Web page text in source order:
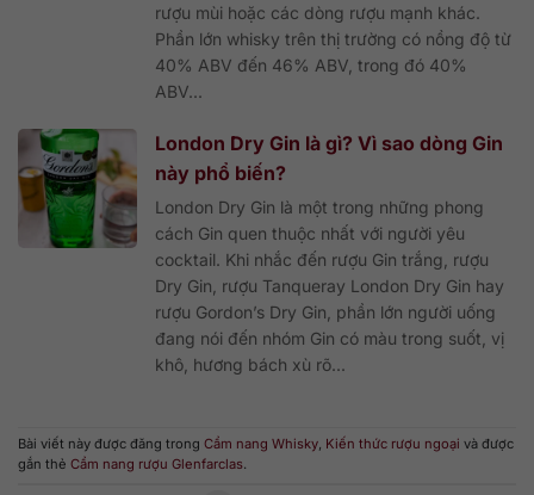
rượu mùi hoặc các dòng rượu mạnh khác.
Phần lớn whisky trên thị trường có nồng độ từ
40% ABV đến 46% ABV, trong đó 40%
ABV...
London Dry Gin là gì? Vì sao dòng Gin
này phổ biến?
London Dry Gin là một trong những phong
cách Gin quen thuộc nhất với người yêu
cocktail. Khi nhắc đến rượu Gin trắng, rượu
Dry Gin, rượu Tanqueray London Dry Gin hay
rượu Gordon’s Dry Gin, phần lớn người uống
đang nói đến nhóm Gin có màu trong suốt, vị
khô, hương bách xù rõ...
Bài viết này được đăng trong Cẩm nang Whisky, Kiến thức rượu ngoại và được
gắn thẻ Cẩm nang rượu Glenfarclas.